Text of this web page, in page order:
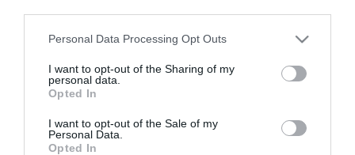
Please note that this website/app uses one or more Google
not limited to your visit or usage behaviour. You may click to
grant or deny consent to Google and its third-party tags to
use your data for below specified purposes in below Google
consent section.
Personal Data Processing Opt Outs
I want to opt-out of the Sharing of my
personal data.
Opted In
I want to opt-out of the Sale of my
Personal Data.
Opted In
ΠΑΕ